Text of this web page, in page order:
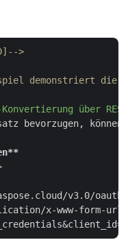
>
demonstriert
über
bevorzugen,
v3.0/
x-www-form-